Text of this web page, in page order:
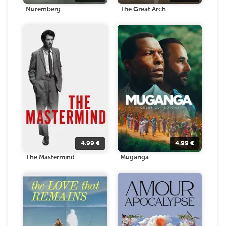
Nuremberg The Great Arch
4.99 €
The Mastermind
4.99 €
Muganga